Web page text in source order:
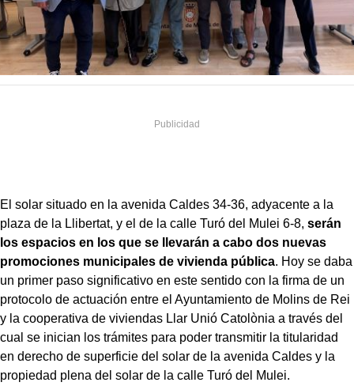
El solar situado en la avenida Caldes 34-36, adyacente a la
plaza de la Llibertat, y el de la calle Turó del Mulei 6-8, serán
los espacios en los que se llevarán a cabo dos nuevas
promociones municipales de vivienda pública. Hoy se daba
un primer paso significativo en este sentido con la firma de un
protocolo de actuación entre el Ayuntamiento de Molins de Rei
y la cooperativa de viviendas Llar Unió Catolònia a través del
cual se inician los trámites para poder transmitir la titularidad
en derecho de superficie del solar de la avenida Caldes y la
propiedad plena del solar de la calle Turó del Mulei.